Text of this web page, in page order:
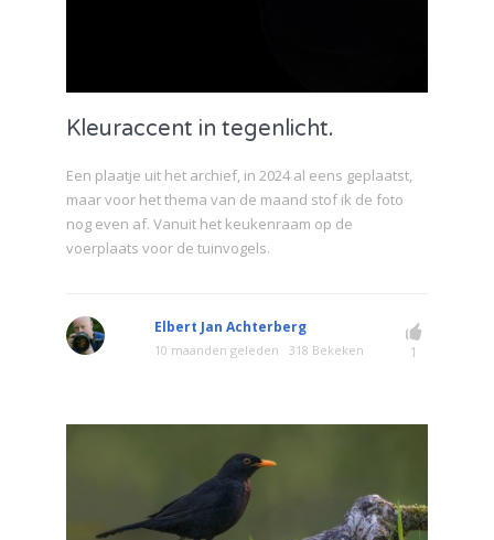
Kleuraccent in tegenlicht.
Een plaatje uit het archief, in 2024 al eens geplaatst,
maar voor het thema van de maand stof ik de foto
nog even af. Vanuit het keukenraam op de
voerplaats voor de tuinvogels.
Elbert Jan Achterberg
10 maanden geleden 318 Bekeken 1